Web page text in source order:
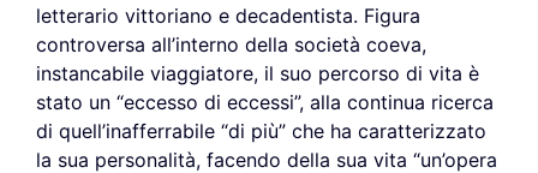
letterario vittoriano e decadentista. Figura
controversa all’interno della società coeva,
instancabile viaggiatore, il suo percorso di vita è
stato un “eccesso di eccessi”, alla continua ricerca
di quell’inafferrabile “di più” che ha caratterizzato
la sua personalità, facendo della sua vita “un’opera